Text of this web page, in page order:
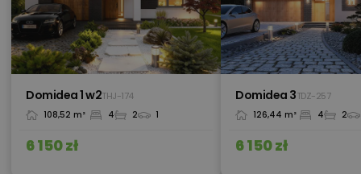
Pakiet umów i wniosków 450,00 zł
Pompa ciepła 450,00 zł
Domidea 1 w2THJ-174
108,52 m² 4 2 1
6 150 zł
Domidea 3TDZ-257
126,44 m² 4 2
6 150 zł